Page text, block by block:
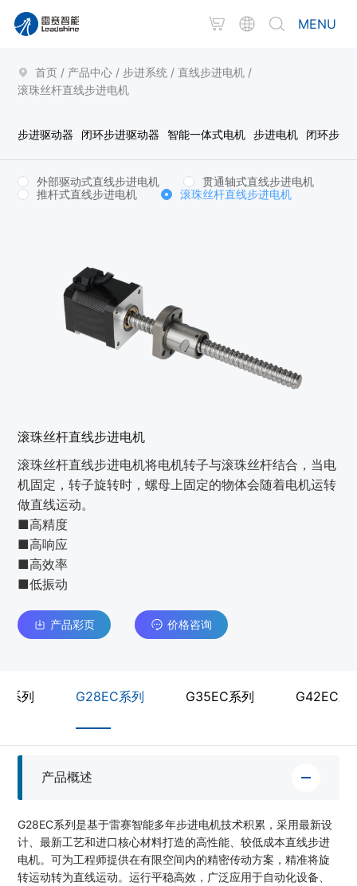
MENU
首页 / 产品中心 / 步进系统 / 直线步进电机 /
滚珠丝杆直线步进电机
步进驱动器 闭环步进驱动器 智能一体式电机 步进电机 闭环步进
外部驱动式直线步进电机
贯通轴式直线步进电机
推杆式直线步进电机
滚珠丝杆直线步进电机
滚珠丝杆直线步进电机
滚珠丝杆直线步进电机将电机转子与滚珠丝杆结合，当电
机固定，转子旋转时，螺母上固定的物体会随着电机运转
做直线运动。
■高精度
■高响应
■高效率
■低振动
产品彩页 价格咨询
系列 G28EC系列 G35EC系列 G42EC系
产品概述
G28EC系列是基于雷赛智能多年步进电机技术积累，采用最新设
计、最新工艺和进口核心材料打造的高性能、较低成本直线步进
电机。可为工程师提供在有限空间内的精密传动方案，精准将旋
转运动转为直线运动。运行平稳高效，广泛应用于自动化设备、